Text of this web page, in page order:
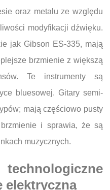
oraz metalu ze względu
modyfikacji dźwięku.
jak Gibson ES-335, mają
brzmienie z większą
Te instrumenty są
bluesowej. Gitary semi-
mają częściowo pusty
i sprawia, że są
muzycznych.
elektryczną